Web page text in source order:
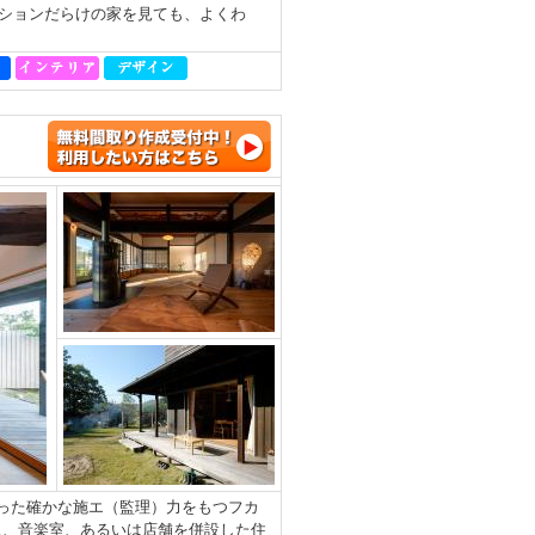
ョンだらけの家を見ても、よくわ
た確かな施エ（監理）力をもつフカ
音楽室、あるいは店舗を併設した住